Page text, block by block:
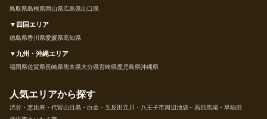
鳥取県島根県岡山県広島県山口県
▼四国エリア
徳島県香川県愛媛県高知県
▼九州・沖縄エリア
福岡県佐賀県長崎県熊本県大分県宮崎県鹿児島県沖縄県
人気エリアから探す
渋谷・恵比寿・代官山目黒・白金・五反田立川・八王子市周辺池袋～高田馬場・早稲田